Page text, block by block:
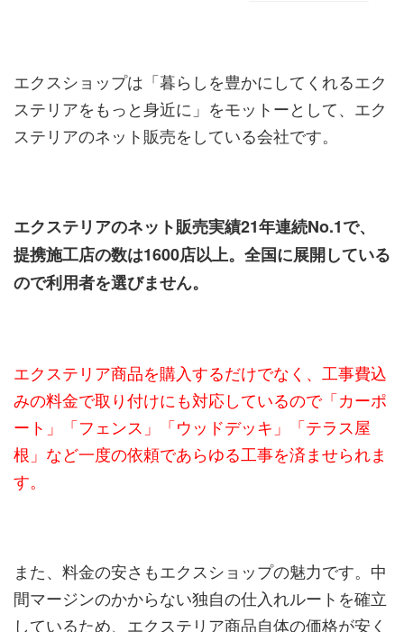
エクスショップは「暮らしを豊かにしてくれるエク
ステリアをもっと身近に」をモットーとして、エク
ステリアのネット販売をしている会社です。
エクステリアのネット販売実績21年連続No.1で、
提携施工店の数は1600店以上。全国に展開している
ので利用者を選びません。
エクステリア商品を購入するだけでなく、工事費込
みの料金で取り付けにも対応しているので「カーポ
ート」「フェンス」「ウッドデッキ」「テラス屋
根」など一度の依頼であらゆる工事を済ませられま
す。
また、料金の安さもエクスショップの魅力です。中
間マージンのかからない独自の仕入れルートを確立
しているため、エクステリア商品自体の価格が安く